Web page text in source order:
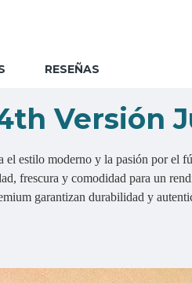
RESEÑAS
Versión
el estilo moderno y la pasión por el
frescura y comodidad para un
garantizan durabilidad y